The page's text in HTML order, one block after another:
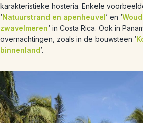
karakteristieke hosteria. Enkele
‘Natuurstrand en apenheuvel’ en ‘
zwavelmeren‘ in Costa Rica. Ook in
overnachtingen, zoals in de bouwsteen ‘
binnenland’.